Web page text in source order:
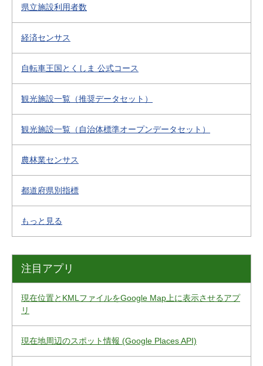
県立施設利用者数
経済センサス
自転車王国とくしま 公式コース
観光施設一覧（推奨データセット）
観光施設一覧（自治体標準オープンデータセット）
農林業センサス
都道府県別指標
もっと見る
注目アプリ
現在位置とKMLファイルをGoogle Map上に表示させるアプ
リ
現在地周辺のスポット情報 (Google Places API)